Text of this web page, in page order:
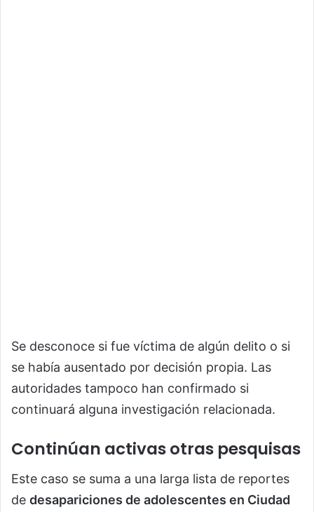
Se desconoce si fue víctima de algún delito o si
se había ausentado por decisión propia. Las
autoridades tampoco han confirmado si
continuará alguna investigación relacionada.
Continúan activas otras pesquisas
Este caso se suma a una larga lista de reportes
de desapariciones de adolescentes en Ciudad